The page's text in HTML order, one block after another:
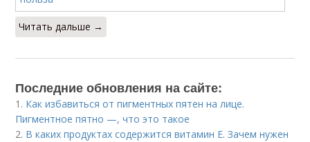
Читать дальше →
Последние обновления на сайте:
1. Как избавиться от пигментных пятен на лице.
Пигментное пятно —, что это такое
2. В каких продуктах содержится витамин Е. Зачем нужен